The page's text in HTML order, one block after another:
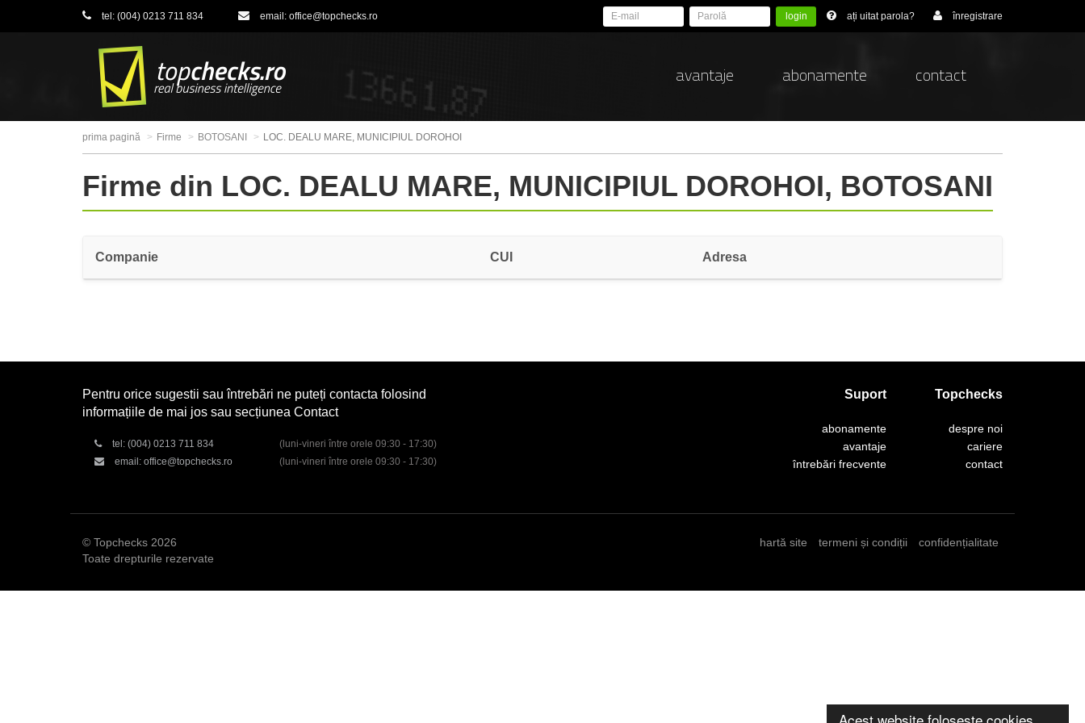
tel: (004) 0213 711 834 email: office@topchecks.ro login ați uitat parola? înregistrare
avantaje abonamente contact
prima pagină Firme BOTOSANI LOC. DEALU MARE, MUNICIPIUL DOROHOI
Firme din LOC. DEALU MARE, MUNICIPIUL DOROHOI, BOTOSANI
Companie CUI Adresa
Pentru orice sugestii sau întrebări ne puteți contacta folosind
informațiile de mai jos sau secțiunea Contact
tel: (004) 0213 711 834
(luni-vineri între orele 09:30 - 17:30)
email: office@topchecks.ro (luni-vineri între orele 09:30 - 17:30)
Topchecks
despre noi
cariere
contact
Suport
abonamente
avantaje
întrebări frecvente
© Topchecks 2026
Toate drepturile rezervate
hartă site termeni și condiții confidențialitate